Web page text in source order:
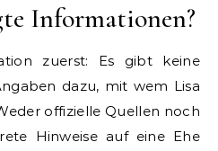
Informationen?
zuerst: Es gibt keine
dazu, mit wem Lisa
offizielle Quellen noch
Hinweise auf eine Ehe